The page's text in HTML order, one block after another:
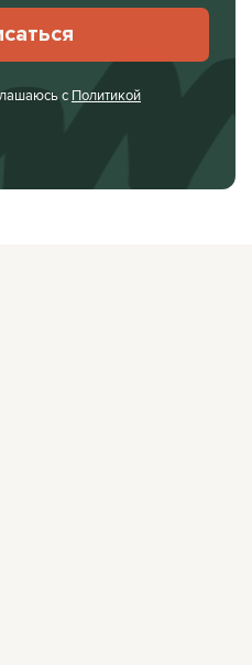
с Политикой